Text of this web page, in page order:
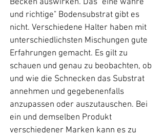
Becken auswirken. Das "eine wahre
und richtige" Bodensubstrat gibt es
nicht. Verschiedene Halter haben mit
unterschiedlichsten Mischungen gute
Erfahrungen gemacht. Es gilt zu
schauen und genau zu beobachten, ob
und wie die Schnecken das Substrat
annehmen und gegebenenfalls
anzupassen oder auszutauschen. Bei
ein und demselben Produkt
verschiedener Marken kann es zu